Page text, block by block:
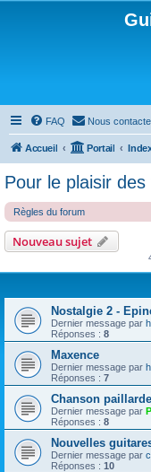
FAQ Nous
Accueil Portail
Pour le plaisir des
Règles du forum
Nouveau sujet
Nostalgie 2 -
Dernier message par
Réponses : 8
Maxence
Dernier message par
Réponses : 7
Chanson
Dernier message par
Réponses : 8
Nouvelles
Dernier message par
Réponses : 10